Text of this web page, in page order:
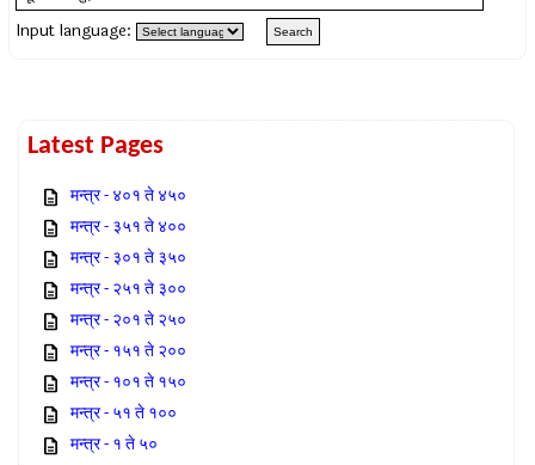
Input language:
Latest Pages
मन्त्र - ४०१ ते ४५०
मन्त्र - ३५१ ते ४००
मन्त्र - ३०१ ते ३५०
मन्त्र - २५१ ते ३००
मन्त्र - २०१ ते २५०
मन्त्र - १५१ ते २००
मन्त्र - १०१ ते १५०
मन्त्र - ५१ ते १००
मन्त्र - १ ते ५०